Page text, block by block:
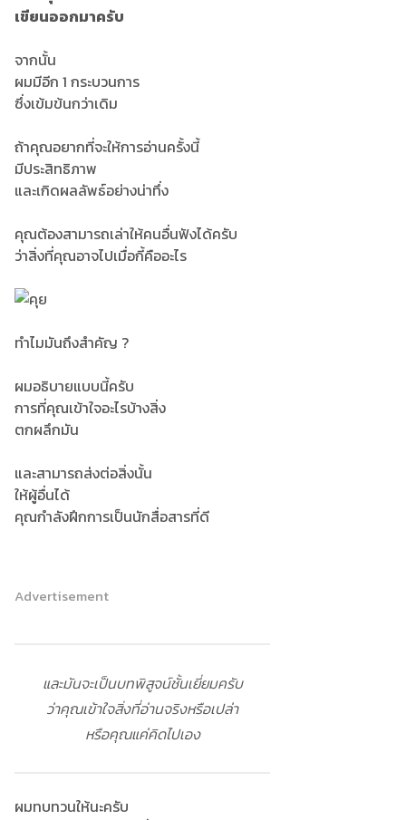
เขียนออกมาครับ
จากนั้น
ผมมีอีก 1 กระบวนการ
ซึ่งเข้มข้นกว่าเดิม
ถ้าคุณอยากที่จะให้การอ่านครั้งนี้
มีประสิทธิภาพ
และเกิดผลลัพธ์อย่างน่าทึ่ง
คุณต้องสามารถเล่าให้คนอื่นฟังได้ครับ
ว่าสิ่งที่คุณอาจไปเมื่อกี้คืออะไร
ทำไมมันถึงสำคัญ ?
ผมอธิบายแบบนี้ครับ
การที่คุณเข้าใจอะไรบ้างสิ่ง
ตกผลึกมัน
และสามารถส่งต่อสิ่งนั้น
ให้ผู้อื่นได้
คุณกำลังฝึกการเป็นนักสื่อสารที่ดี
Advertisement
และมันจะเป็นบทพิสูจน์ชั้นเยี่ยมครับ
ว่าคุณเข้าใจสิ่งที่อ่านจริงหรือเปล่า
หรือคุณแค่คิดไปเอง
ผมทบทวนให้นะครับ